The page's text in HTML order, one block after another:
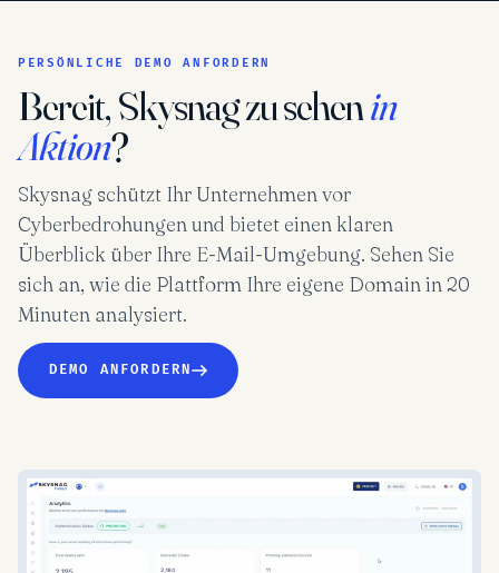
PERSÖNLICHE DEMO ANFORDERN
Bereit, Skysnag zu sehenin
Aktion?
Skysnag schützt Ihr Unternehmen vor
Cyberbedrohungen und bietet einen klaren
Überblick über Ihre E-Mail-Umgebung. Sehen Sie
sich an, wie die Plattform Ihre eigene Domain in 20
Minuten analysiert.
DEMO ANFORDERN